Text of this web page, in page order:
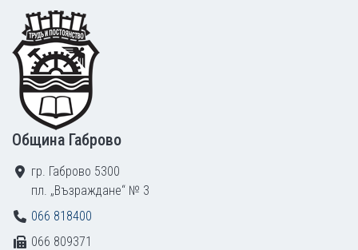
Footer
Община Габрово
гр. Габрово 5300
пл. „Възраждане“ № 3
066 818400
066 809371